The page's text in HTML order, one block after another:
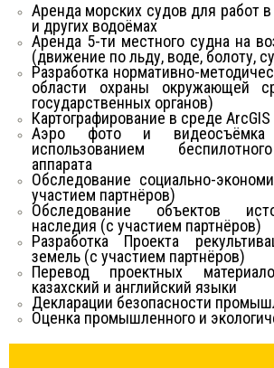
Аренда морских судов для работ
и других водоёмах
Аренда 5-ти местного судна на
(движение по льду, воде, болоту,
Разработка нормативно-
области охраны окружающей
государственных органов)
Картографирование в среде ArcGIS
Аэро фото и видеосъёмка
использованием
аппарата
Обследование социально-
участием партнёров)
Обследование объектов
наследия (с участием партнёров)
Разработка Проекта
земель (с участием партнёров)
Перевод проектных
казахский и английский языки
Декларации безопасности
Оценка промышленного и